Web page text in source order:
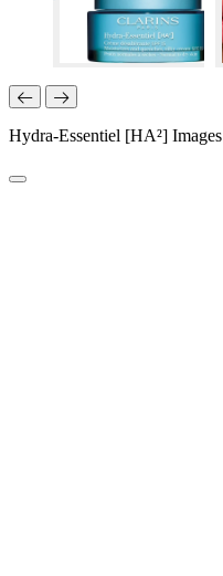
Hydra-Essentiel [HA²] Images